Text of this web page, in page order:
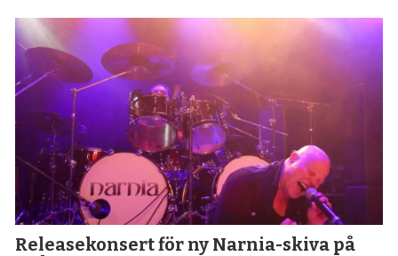
Releasekonsert för ny Narnia-skiva på